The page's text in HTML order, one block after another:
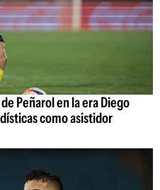
Peñarol en la era Diego
como asistidor